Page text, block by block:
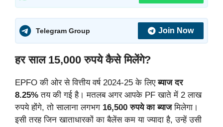
Telegram Group Join Now
हर साल 15,000 रुपये कैसे मिलेंगे?
EPFO की ओर से वित्तीय वर्ष 2024-25 के लिएब्याज दर
8.25% तय की गई है। मतलब अगर आपके PF खाते में 2 लाख
रुपये होंगे, तो सालाना लगभग 16,500 रुपये का ब्याजमिलेगा।
इसी तरह जिन खाताधारकों का बैलेंस कम या ज्यादा है, उन्हें उसी